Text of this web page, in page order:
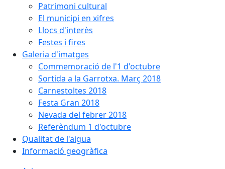
Patrimoni cultural
El municipi en xifres
Llocs d'interès
Festes i fires
Galeria d'imatges
Commemoració de l'1 d'octubre
Sortida a la Garrotxa. Març 2018
Carnestoltes 2018
Festa Gran 2018
Nevada del febrer 2018
Referèndum 1 d'octubre
Qualitat de l'aigua
Informació geogràfica